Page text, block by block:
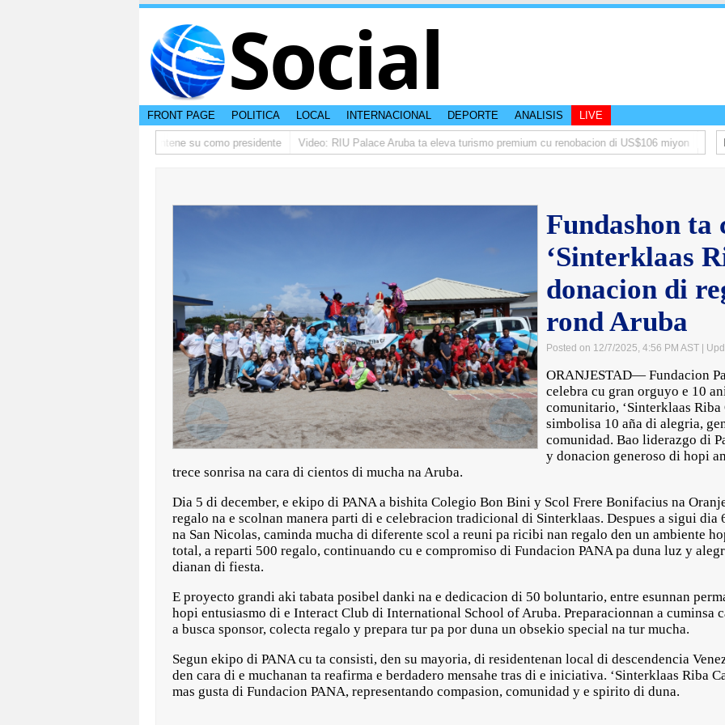
Social
FRONT PAGE POLITICA LOCAL INTERNACIONAL DEPORTE ANALISIS LIVE
ta pidi disculpa, y FIFA ta mantene su como presidente Video: RIU Palace Aruba ta eleva turismo premium cu renobacion di US$106 miyon
Fundashon ta
‘Sinterklaas
donacion di
rond Aruba
Posted on 12/7/2025, 4:56 PM AST |
ORANJESTAD— Fundacion
celebra cu gran orguyo e 10
comunitario, ‘Sinterklaas
simbolisa 10 aña di alegria,
comunidad. Bao liderazgo di
y donacion generoso di hopi
trece sonrisa na cara di cientos di mucha na Aruba.
Dia 5 di december, e ekipo di PANA a bishita Colegio Bon Bini y Scol Frere Bonifacius na
regalo na e scolnan manera parti di e celebracion tradicional di Sinterklaas. Despues a sigui dia
na San Nicolas, caminda mucha di diferente scol a reuni pa ricibi nan regalo den un ambiente
total, a reparti 500 regalo, continuando cu e compromiso di Fundacion PANA pa duna luz y
dianan di fiesta.
E proyecto grandi aki tabata posibel danki na e dedicacion di 50 boluntario, entre esunnan
hopi entusiasmo di e Interact Club di International School of Aruba. Preparacionnan a cuminsa
a busca sponsor, colecta regalo y prepara tur pa por duna un obsekio special na tur mucha.
Segun ekipo di PANA cu ta consisti, den su mayoria, di residentenan local di descendencia
den cara di e muchanan ta reafirma e berdadero mensahe tras di e iniciativa. ‘Sinterklaas Riba
mas gusta di Fundacion PANA, representando compasion, comunidad y e spirito di duna.